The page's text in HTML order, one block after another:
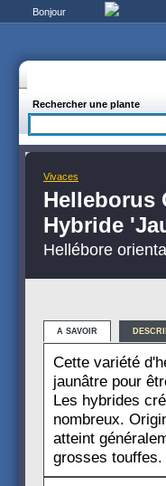
Bonjour
Rechercher une plante
Vivaces
Helleborus
Hybride
Hellébore
A SAVOIR
Cette variété
jaunâtre pour
Les hybrides
nombreux.
atteint
grosses touffes.